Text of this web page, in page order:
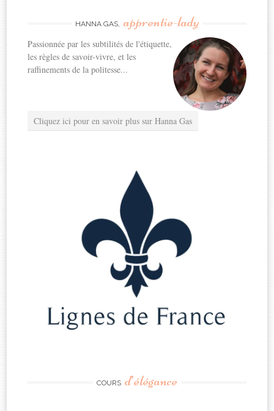
HANNA GAS, apprentie-lady
Passionnée par les subtilités de l'étiquette,
les règles de savoir-vivre, et les
raffinements de la politesse...
Cliquez ici pour en savoir plus sur Hanna Gas
COURS d’élégance